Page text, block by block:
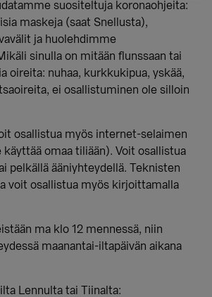
suositeltuja koronaohjeita:
maskeja (saat Snellusta),
ja huolehdimme
sinulla on mitään flunssaan tai
oireita: nuhaa, kurkkukipua, yskää,
ei osallistuminen ole silloin
osallistua myös internet-selaimen
omaa tiliään). Voit osallistua
pelkällä ääniyhteydellä. Teknisten
voit osallistua myös kirjoittamalla
ma klo 12 mennessä, niin
maanantai-iltapäivän aikana
Lennulta tai Tiinalta: